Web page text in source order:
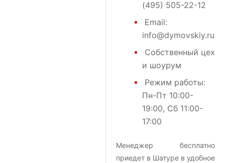
(495) 505-22-12
Email:
info@dymovskiy.ru
Собственный цех
и шоурум
Режим работы:
Пн-Пт 10:00-
19:00, Сб 11:00-
17:00
Менеджер бесплатно
приедет в Шатуре в удобное